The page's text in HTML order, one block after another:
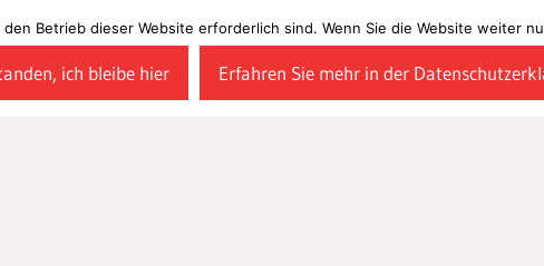
Betrieb dieser Website erforderlich sind. Wenn Sie die Website weiter
ich bleibe hier Erfahren Sie mehr in der